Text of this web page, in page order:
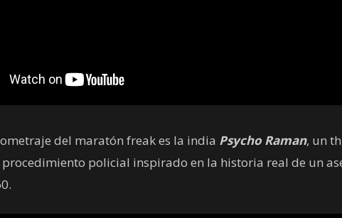
del maratón freak es la india Psycho Raman, un
policial inspirado en la historia real de un